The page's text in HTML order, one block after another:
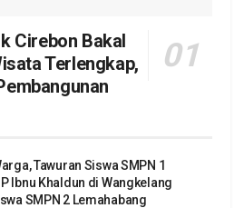
Cirebon Bakal
Terlengkap,
Tawuran Siswa SMPN 1
Ibnu Khaldun di Wangkelang
SMPN 2 Lemahabang